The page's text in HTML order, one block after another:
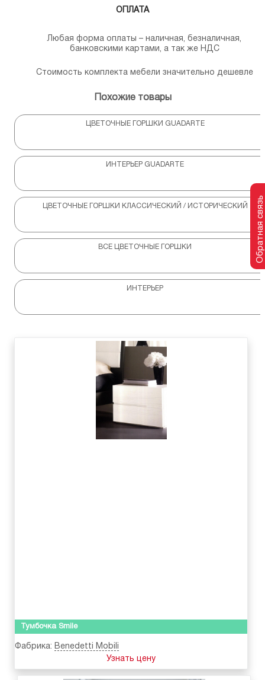
ОПЛАТА
Любая форма оплаты – наличная, безналичная,
банковскими картами, а так же НДС
Стоимость комплекта мебели значительно дешевле
Похожие товары
ЦВЕТОЧНЫЕ ГОРШКИ GUADARTE
ИНТЕРЬЕР GUADARTE
ЦВЕТОЧНЫЕ ГОРШКИ КЛАССИЧЕСКИЙ / ИСТОРИЧЕСКИЙ
ВСЕ ЦВЕТОЧНЫЕ ГОРШКИ
ИНТЕРЬЕР
Тумбочка Smile
Фабрика: Benedetti Mobili
Узнать цену
Обратная связь